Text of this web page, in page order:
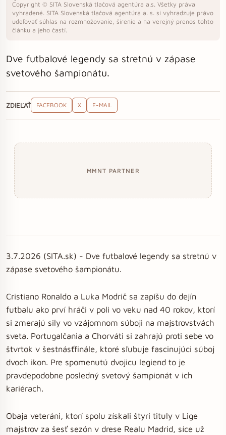
Copyright © SITA Slovenská tlačová agentúra a.s. Všetky práva
vyhradené. SITA Slovenská tlačová agentúra a. s. si vyhradzuje právo
udeľovať súhlas na rozmnožovanie, šírenie a na verejný prenos tohto
článku a jeho častí.
Dve futbalové legendy sa stretnú v zápase
svetového šampionátu.
ZDIEĽAŤ FACEBOOK X E-MAIL
MMNT PARTNER
3.7.2026 (SITA.sk) - Dve futbalové legendy sa stretnú v
zápase svetového šampionátu.
Cristiano Ronaldo a Luka Modrič sa zapíšu do dejín
futbalu ako prví hráči v poli vo veku nad 40 rokov, ktorí
si zmerajú sily vo vzájomnom súboji na majstrovstvách
sveta. Portugalčania a Chorváti si zahrajú proti sebe vo
štvrtok v šestnásťfinále, ktoré sľubuje fascinujúci súboj
dvoch ikon. Pre spomenutú dvojicu legiend to je
pravdepodobne posledný svetový šampionát v ich
kariérach.
Obaja veteráni, ktorí spolu získali štyri tituly v Lige
majstrov za šesť sezón v drese Realu Madrid, síce už